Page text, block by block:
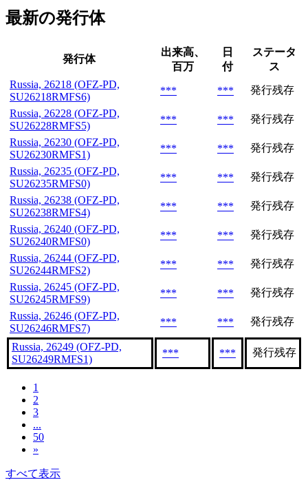
最新の発行体
発行体
出来高、
百万
日
付
ステータ
ス
Russia, 26218 (OFZ-PD,
SU26218RMFS6)
*** ***
発行残存
Russia, 26228 (OFZ-PD,
SU26228RMFS5)
*** ***
発行残存
Russia, 26230 (OFZ-PD,
SU26230RMFS1)
*** ***
発行残存
Russia, 26235 (OFZ-PD,
SU26235RMFS0)
*** ***
発行残存
Russia, 26238 (OFZ-PD,
SU26238RMFS4)
*** ***
発行残存
Russia, 26240 (OFZ-PD,
SU26240RMFS0)
*** ***
発行残存
Russia, 26244 (OFZ-PD,
SU26244RMFS2)
*** ***
発行残存
Russia, 26245 (OFZ-PD,
SU26245RMFS9)
*** ***
発行残存
Russia, 26246 (OFZ-PD,
SU26246RMFS7)
*** *** 発行残存
Russia, 26249 (OFZ-PD,
SU26249RMFS1)
*** *** 発行残存
1
2
3
...
50
»
すべて表示